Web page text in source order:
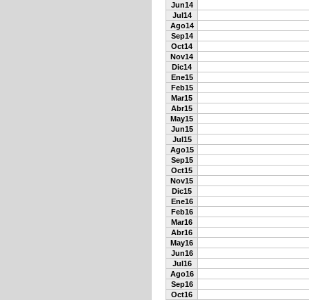
Jun14
Jul14
Ago14
Sep14
Oct14
Nov14
Dic14
Ene15
Feb15
Mar15
Abr15
May15
Jun15
Jul15
Ago15
Sep15
Oct15
Nov15
Dic15
Ene16
Feb16
Mar16
Abr16
May16
Jun16
Jul16
Ago16
Sep16
Oct16